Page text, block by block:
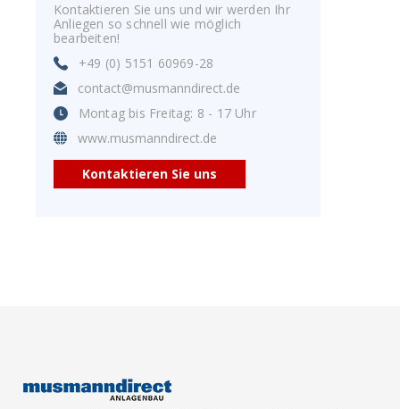
Kontaktieren Sie uns und wir werden Ihr
Anliegen so schnell wie möglich
bearbeiten!
+49 (0) 5151 60969-28
contact@musmanndirect.de
Montag bis Freitag: 8 - 17 Uhr
www.musmanndirect.de
Kontaktieren Sie uns